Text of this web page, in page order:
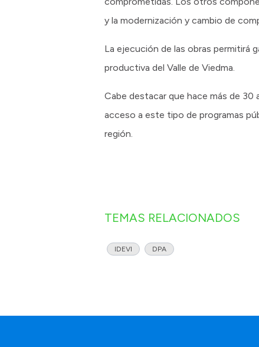
y la modernización y cambio de
La ejecución de las obras permitirá
productiva del Valle de Viedma.
Cabe destacar que hace más de 30
acceso a este tipo de programas
región.
TEMAS RELACIONADOS
IDEVI DPA